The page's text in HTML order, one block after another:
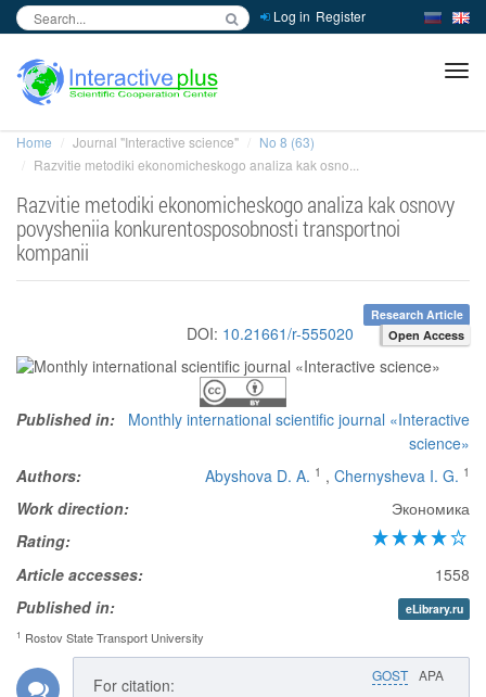
Log in Register
Home Journal "Interactive science"
No 8 (63)
Razvitie metodiki ekonomicheskogo analiza kak osno...
Razvitie metodiki ekonomicheskogo analiza kak osnovy
povysheniia konkurentosposobnosti transportnoi
kompanii
Research Article
DOI: 10.21661/r-555020 Open Access
Published in:
Monthly international scientific journal «Interactive
science»
Authors:
Abyshova D. A. 1 , Chernysheva I. G. 1
Work direction:
Экономика
Rating:
Article accesses:
1558
Published in:
eLibrary.ru
1 Rostov State Transport University
GOST APA
For citation: